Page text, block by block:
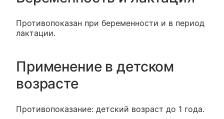
Противопоказан при беременности и в период
лактации.
Применение в детском
возрасте
Противопоказание: детский возраст до 1 года.